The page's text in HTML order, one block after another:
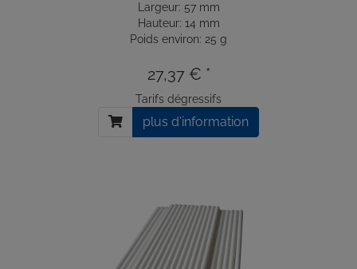
Largeur: 57 mm
Hauteur: 14 mm
Poids environ: 25 g
27,37 € *
Tarifs dégressifs
plus d'information